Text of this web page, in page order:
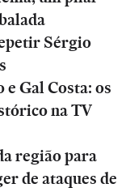
Sérgio
Gal Costa: os
na TV
região para
de ataques de